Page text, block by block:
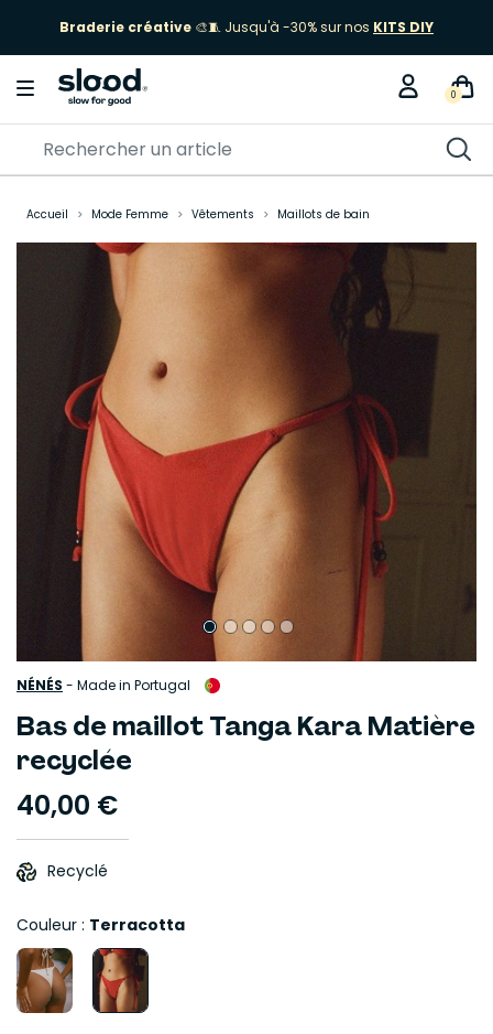
Braderie créative 🎨🧵 Jusqu'à -30% sur nos KITS DIY
0
Accueil Mode Femme Vêtements Maillots de bain
NÉNÉS - Made in Portugal
Bas de maillot Tanga Kara Matière
recyclée
40,00 €
Recyclé
Couleur : Terracotta